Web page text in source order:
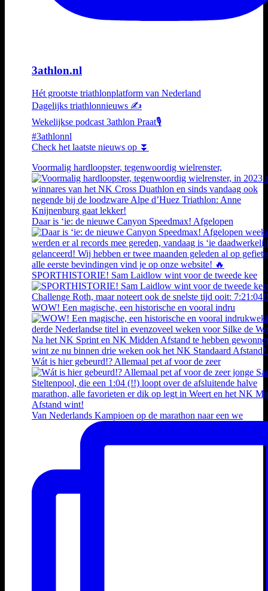
3athlon.nl
Hét grootste triathlonplatform van Nederland
Dagelijks triathlonnieuws ✍️
Wekelijkse podcast 3athlon Praat🎙️
#3athlonnl
Check het laatste nieuws op ⏬
Voormalig hardloopster, tegenwoordig wielrenster,
Daar is ‘ie: de nieuwe Canyon Speedmax! Afgelopen
SPORTHISTORIE! Sam Laidlow wint voor de tweede kee
WOW! Een magische, een historische en vooral indru
Wát is hier gebeurd!? Allemaal pet af voor de zeer
Van Nederlands Kampioen op de marathon naar een we